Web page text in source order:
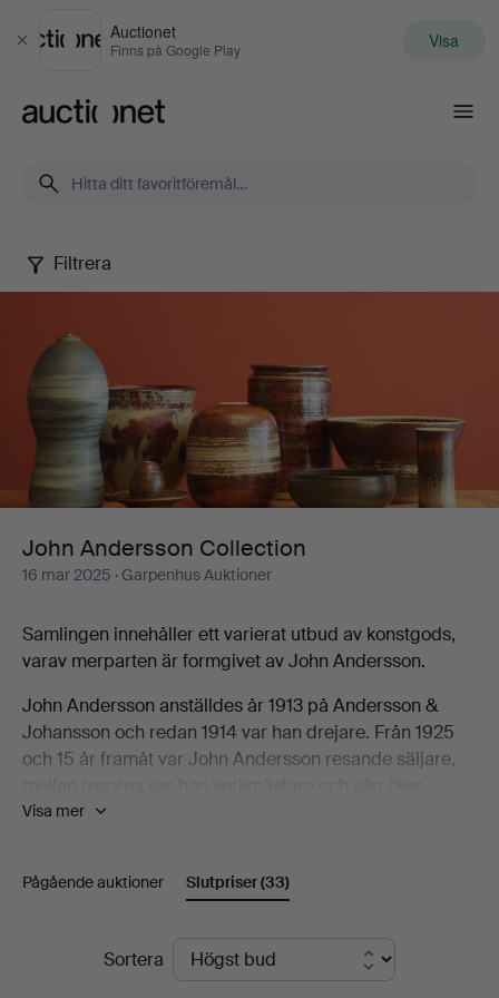
Stäng
Auctionet
Finns på Google Play Visa
John
Andersson
Collection
Filtrera
John Andersson Collection
16 mar 2025 · Garpenhus Auktioner
Samlingen innehåller ett varierat utbud av konstgods,
varav merparten är formgivet av John Andersson.
John Andersson anställdes år 1913 på Andersson &
Johansson och redan 1914 var han drejare. Från 1925
och 15 år framåt var John Andersson resande säljare,
produktionen på
stegen i riktning av ett
modeller för både denna produktion samt
nyttogodsproduktionen, mest känd är bruksvaran Old
Visa mer
Pågående auktioner Slutpriser(33)
SlutpriserSortera